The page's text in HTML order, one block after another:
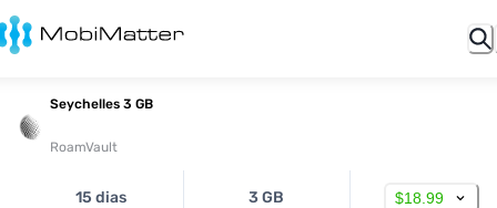
Seychelles 3 GB
RoamVault
15 dias 3 GB $18.99